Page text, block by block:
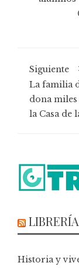
Siguiente
La familia
dona
la Casa de
Historia y